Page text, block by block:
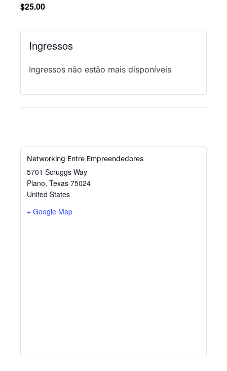
$25.00
Ingressos
Ingressos não estão mais disponíveis
Networking Entre Empreendedores
5701 Scruggs Way
Plano, Texas 75024
United States
+ Google Map